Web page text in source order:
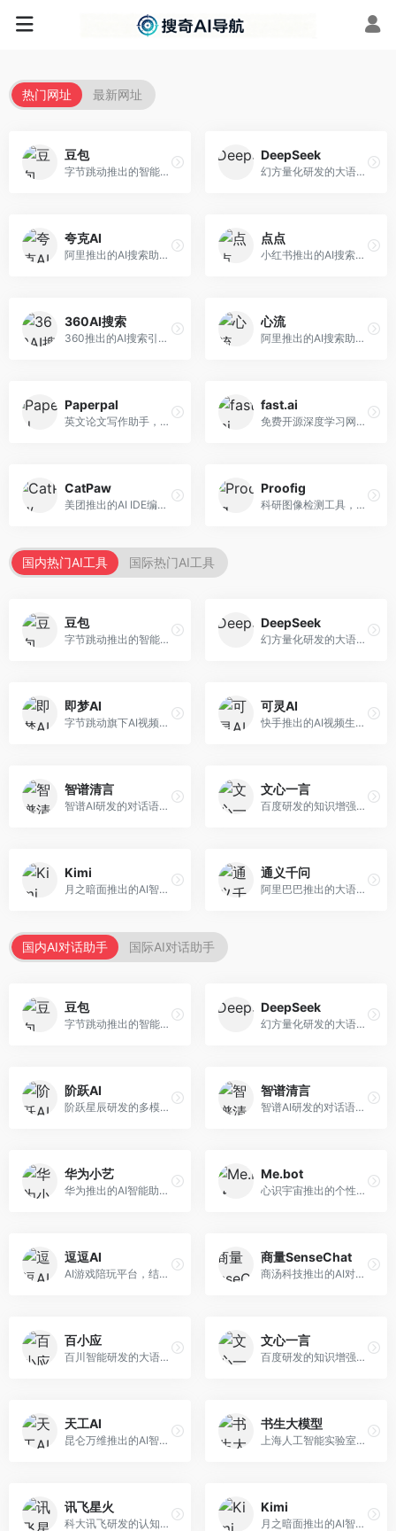
热门网址 最新网址
豆包
字节跳动推出的智能对话助手平台，提供文本创作、知识问答、英语学习等多种AI服务。面向普通用户和内容创作者，支持多轮对话和文件解析，免费使用，响应速度快，中文理解能力强。
DeepSeek
幻方量化研发的大语言模型平台，专注于深度推理和代码生成能力。面向开发者、研究人员和技术爱好者，提供强大的逻辑推理和数学计算功能，开源生态完善，API接口友好。
夸克AI
阿里推出的AI搜索助手，整合搜索与AI功能。面向年轻用户，提供智能搜索、文档处理、学习辅助等服务，与夸克生态深度整合。
点点
小红书推出的AI搜索应用，专注于生活方式内容搜索。面向小红书用户，提供生活攻略、消费决策、内容推荐等服务，生活方式内容丰富。
360AI搜索
360推出的AI搜索引擎，专注于安全智能搜索。面向普通用户，提供智能问答、网页搜索、内容整理等服务，安全防护能力强。
心流
阿里推出的AI搜索助手，专注于智能信息获取。面向普通用户，提供智能搜索、内容整理、知识问答等服务，与阿里生态深度整合。
Paperpal
英文论文写作助手，专注于学术英语润色。面向需要发表国际期刊的研究者，提供语法检查、学术表达优化、格式规范等服务，英语表达地道专业。
fast.ai
免费开源深度学习网站，专注于实用AI教学。面向开发者，提供免费深度学习课程、实战项目、代码库等资源，学习门槛低。
CatPaw
美团推出的AI IDE编程工具，专注于本地开发生态。面向开发者，提供智能代码补全、代码生成、项目管理等服务，本地开发体验好。
Proofig
科研图像检测工具，专注于学术图像完整性验证。面向科研人员，提供图像检测、重复分析、报告生成等服务，学术检测专业。
国内热门AI工具 国际热门AI工具
豆包
字节跳动推出的智能对话助手平台，提供文本创作、知识问答、英语学习等多种AI服务。面向普通用户和内容创作者，支持多轮对话和文件解析，免费使用，响应速度快，中文理解能力强。
DeepSeek
幻方量化研发的大语言模型平台，专注于深度推理和代码生成能力。面向开发者、研究人员和技术爱好者，提供强大的逻辑推理和数学计算功能，开源生态完善，API接口友好。
即梦AI
字节跳动旗下AI视频创作平台，支持多模态内容生成。面向内容创作者和营销人员，提供文生视频、图生视频、智能剪辑等功能，中文理解能力强，创作效率高。
可灵AI
快手推出的AI视频生成平台，支持文生视频和图生视频，可生成长达2分钟的高质量视频内容。面向短视频创作者和营销人员，操作简便，生成效果逼真，适合商业推广和创意表达。
智谱清言
智谱AI研发的对话语言模型，支持中英双语交互。面向中文用户和开发者，提供知识问答、代码编写、文档解读等服务，开源生态完善，学术研究背景深厚。
文心一言
百度研发的知识增强大语言模型，深度融合百度知识图谱和搜索能力。面向中文用户，提供知识问答、文本创作、逻辑推理等服务，中文语境理解准确，知识覆盖面广。
Kimi
月之暗面推出的AI智能助手，核心优势在于超长文本处理能力，支持20万字以上文档分析。面向学术研究者、职场人士和内容创作者，提供文档解读、PPT生成、联网搜索等综合服务。
通义千问
阿里巴巴推出的大语言模型平台，提供对话问答、文档处理、图像理解、代码编写等全方位AI服务。面向企业用户和个人开发者，集成阿里云生态，支持多模态交互，企业级安全保障。
国内AI对话助手 国际AI对话助手
豆包
字节跳动推出的智能对话助手平台，提供文本创作、知识问答、英语学习等多种AI服务。面向普通用户和内容创作者，支持多轮对话和文件解析，免费使用，响应速度快，中文理解能力强。
DeepSeek
幻方量化研发的大语言模型平台，专注于深度推理和代码生成能力。面向开发者、研究人员和技术爱好者，提供强大的逻辑推理和数学计算功能，开源生态完善，API接口友好。
阶跃AI
阶跃星辰研发的多模态大模型平台，支持文本、图像、视频的综合理解与生成。面向创作者和企业客户，提供内容创作、智能分析等服务，多模态能力突出。
智谱清言
智谱AI研发的对话语言模型，支持中英双语交互。面向中文用户和开发者，提供知识问答、代码编写、文档解读等服务，开源生态完善，学术研究背景深厚。
华为小艺
华为推出的AI智能助手网页端，深度整合鸿蒙生态和华为云服务。面向华为设备用户，支持语音交互、智能问答、设备控制等功能，与华为硬件生态无缝衔接。
Me.bot
心识宇宙推出的个性化AI伴侣，专注于情感交互和个人助理服务。面向个人用户，支持日程管理、情感陪伴、知识问答等功能，交互体验人性化。
逗逗AI
AI游戏陪玩平台，结合游戏理解和自然语言交互技术。面向游戏玩家，提供游戏攻略、陪玩互动、社交聊天等服务，游戏知识丰富，互动体验有趣。
商量SenseChat
商汤科技推出的AI对话平台，结合计算机视觉和自然语言处理技术。面向企业用户和开发者，支持多模态交互，视觉理解能力强，适合智能客服和内容创作场景。
百小应
百川智能研发的大语言模型助手，专注于中文理解和生成。面向中文用户，提供知识问答、文本创作、代码辅助等服务，模型参数规模大，中文表达流畅自然。
文心一言
百度研发的知识增强大语言模型，深度融合百度知识图谱和搜索能力。面向中文用户，提供知识问答、文本创作、逻辑推理等服务，中文语境理解准确，知识覆盖面广。
天工AI
昆仑万维推出的AI智能助手，集成搜索、对话、创作等多种能力。面向普通用户和内容创作者，支持联网搜索、文本生成、图像理解等功能，响应速度快，免费使用。
书生大模型
上海人工智能实验室研发的开源大模型系列，支持多尺度和多模态。面向研究机构和开发者，开源生态完善，学术研究背景深厚，适合科研和定制开发。
讯飞星火
科大讯飞研发的认知智能大模型，深度融合语音识别和自然语言处理技术。面向企业用户和教育领域，提供语音交互、文档处理、代码生成等服务，中文语音识别准确率高。
Kimi
月之暗面推出的AI智能助手，核心优势在于超长文本处理能力，支持20万字以上文档分析。面向学术研究者、职场人士和内容创作者，提供文档解读、PPT生成、联网搜索等综合服务。